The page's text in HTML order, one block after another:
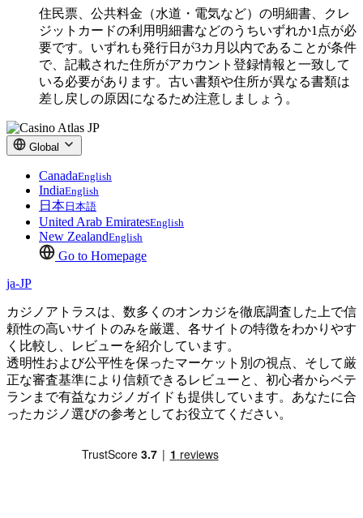
住民票、公共料金（水道・電気など）の明細書、クレ
ジットカードの利用明細書などのうちいずれか1点が必
要です。いずれも発行日が3カ月以内であることが条件
で、記載された住所がアカウント登録情報と一致して
いる必要があります。古い書類や住所が異なる書類は
差し戻しの原因になるため注意しましょう。
Global
CanadaEnglish
IndiaEnglish
日本 日本語
United Arab EmiratesEnglish
New ZealandEnglish
Go to Homepage
ja-JP
カジノアトラスは、数多くのオンカジを徹底調査した上で信
頼性の高いサイトのみを厳選、各サイトの特徴をわかりやす
く比較し、レビューを紹介しています。
透明性および公平性を保ったマーケット別の視点、そして厳
正な審査基準により信頼できるレビューと、初心者からベテ
ランまで有益なカジノガイドも提供しています。あなたに合
ったカジノ選びの参考としてお役立てください。